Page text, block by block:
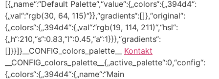
[{„name“:“Default Palette“,“value“:{„colors“:{„394d4“:
{„val“:“rgb(30, 64, 115)“}},“gradients“:[]},“original“:
{„colors“:{„394d4“:{„val“:“rgb(19, 114, 211)“,“hsl“:
{„h“:210,“s“:0.83,“l“:0.45,“a“:1}}},“gradients“:
[]}}]}__CONFIG_colors_palette__ Kontakt
__CONFIG_colors_palette__{„active_palette“:0,“config“:
{„colors“:{„394d4“:{„name“:“Main